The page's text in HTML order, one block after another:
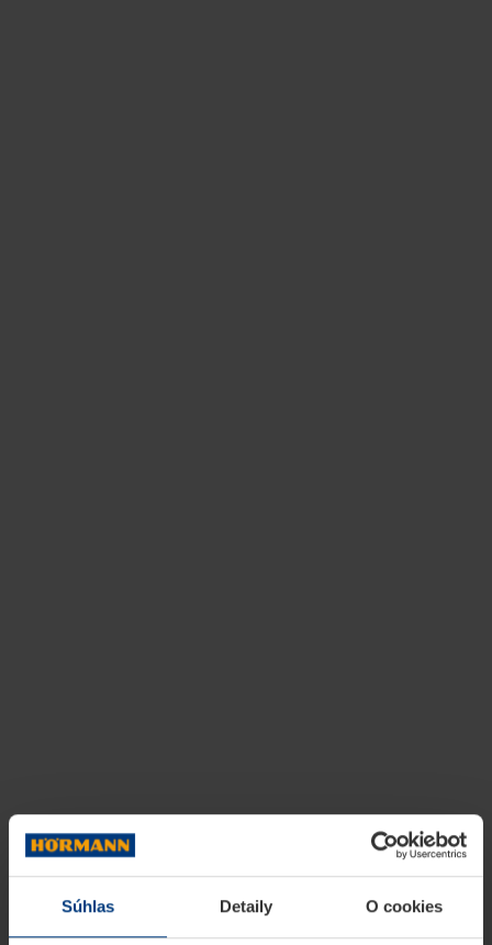
Súhlas Detaily O cookies